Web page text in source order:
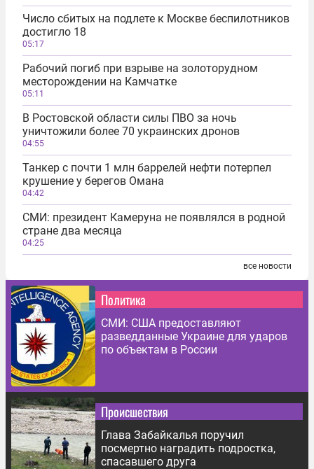
Число сбитых на подлете к Москве беспилотников
достигло 18
05:17
Рабочий погиб при взрыве на золоторудном
месторождении на Камчатке
05:11
В Ростовской области силы ПВО за ночь
уничтожили более 70 украинских дронов
04:55
Танкер с почти 1 млн баррелей нефти потерпел
крушение у берегов Омана
04:42
СМИ: президент Камеруна не появлялся в родной
стране два месяца
04:25
все новости
Политика
СМИ: США предоставляют
разведданные Украине для ударов
по объектам в России
Происшествия
Глава Забайкалья поручил
посмертно наградить подростка,
спасавшего друга